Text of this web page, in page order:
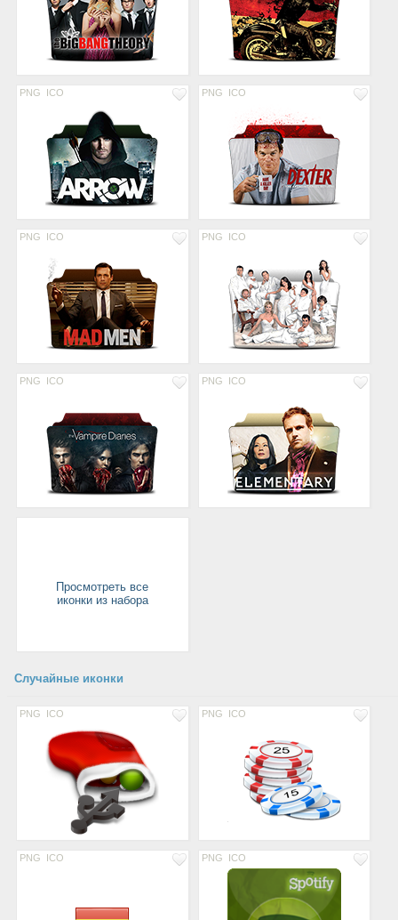
PNG ICO PNG ICO
PNG ICO PNG ICO
PNG ICO PNG ICO
Просмотреть все
иконки из набора
Случайные иконки
PNG ICO PNG ICO
PNG ICO PNG ICO